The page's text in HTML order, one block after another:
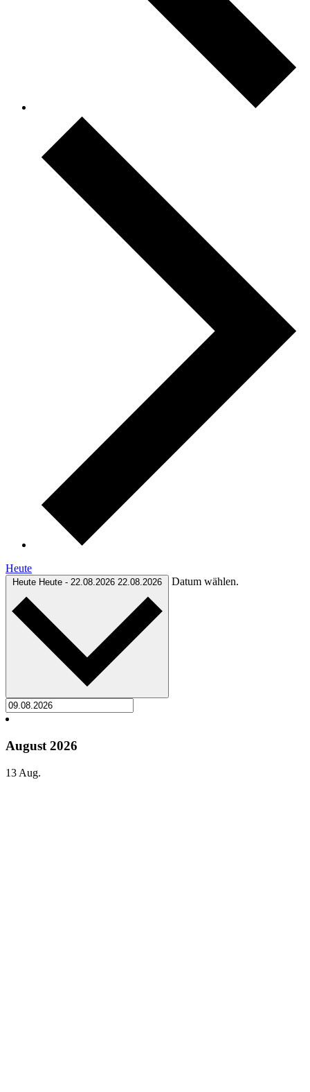
Heute
Heute Heute - 22.08.2026 22.08.2026 Datum wählen.
August 2026
13 Aug.